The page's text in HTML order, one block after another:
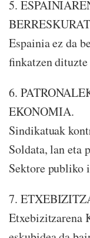
5.
Espainia ez da
finkatzen
6.
EKONOMIA.
Sindikatuak
Soldata, lan eta
Sektore publiko
7.
Etxebizitzarena